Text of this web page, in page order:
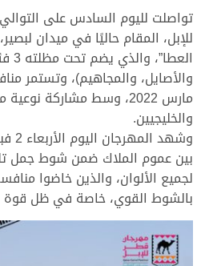
تواصلت لليوم السادس على
للإبل، المقام حاليًا في ميدان
والأصايل، والمجاهيم)، وتستمر
مارس 2022، وسط مشاركة
والخليجيين.
بين عموم الملاك ضمن شوط جمل
لجميع الألوان، والذين خاضوا
بالشوط القوي، خاصة في ظل قوة